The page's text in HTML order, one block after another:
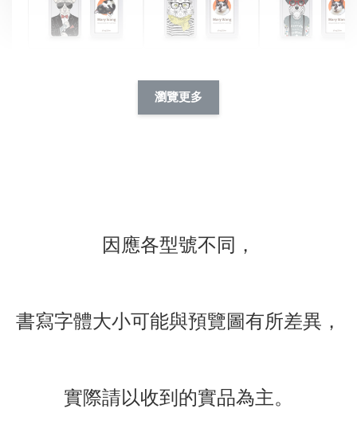
件套(附伸縮卡扣)
CSAA05
瀏覽更多
瀏覽更多
因應各型號不同，
書寫字體大小可能與預覽圖有所差異，
實際請以收到的實品為主。